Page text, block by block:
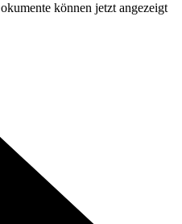
können jetzt angezeigt